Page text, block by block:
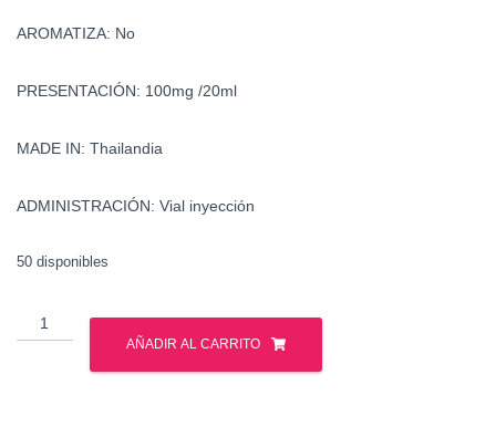
AROMATIZA: No
PRESENTACIÓN: 100mg /20ml
MADE IN: Thailandia
ADMINISTRACIÓN: Vial inyección
50 disponibles
Primobolan
-
Metenolona
AÑADIR AL CARRITO